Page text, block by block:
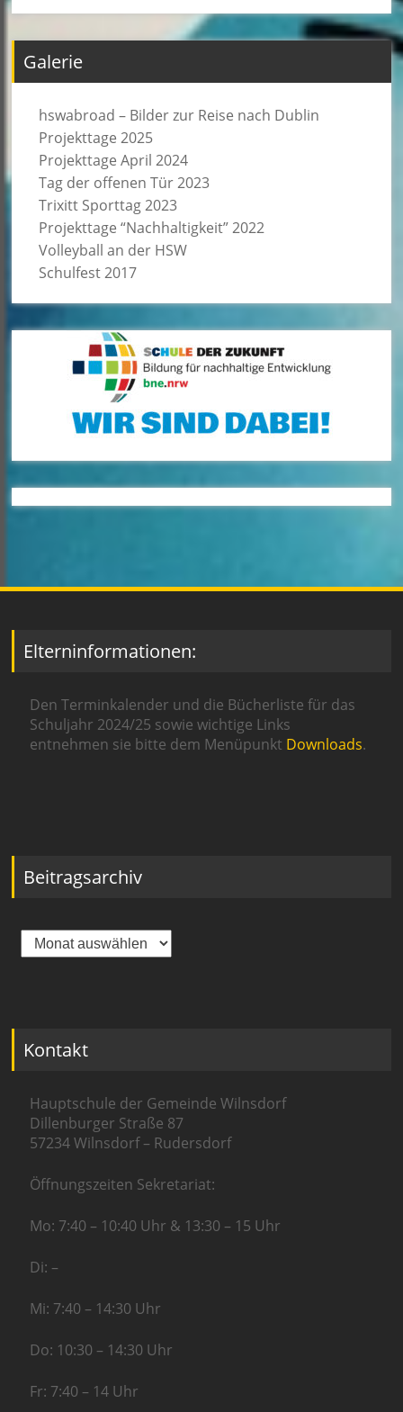
Galerie
hswabroad – Bilder zur Reise nach Dublin
Projekttage 2025
Projekttage April 2024
Tag der offenen Tür 2023
Trixitt Sporttag 2023
Projekttage “Nachhaltigkeit” 2022
Volleyball an der HSW
Schulfest 2017
Elterninformationen:
Den Terminkalender und die Bücherliste für das
Schuljahr 2024/25 sowie wichtige Links
entnehmen sie bitte dem Menüpunkt Downloads.
Beitragsarchiv
Beitragsarchiv
Kontakt
Hauptschule der Gemeinde Wilnsdorf
Dillenburger Straße 87
57234 Wilnsdorf – Rudersdorf
Öffnungszeiten Sekretariat:
Mo: 7:40 – 10:40 Uhr & 13:30 – 15 Uhr
Di: –
Mi: 7:40 – 14:30 Uhr
Do: 10:30 – 14:30 Uhr
Fr: 7:40 – 14 Uhr